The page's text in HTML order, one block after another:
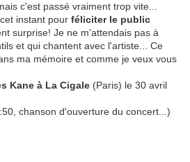
c'est passé vraiment trop vite...
instant pour féliciter le public
surprise! Je ne m'attendais pas à
et qui chantent avec l'artiste... Ce
ma mémoire et comme je veux vous
Kane à La Cigale (Paris) le 30 avril
chanson d'ouverture du concert...)